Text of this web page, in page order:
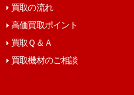
買取の流れ
高価買取ポイント
買取Ｑ＆Ａ
買取機材のご相談